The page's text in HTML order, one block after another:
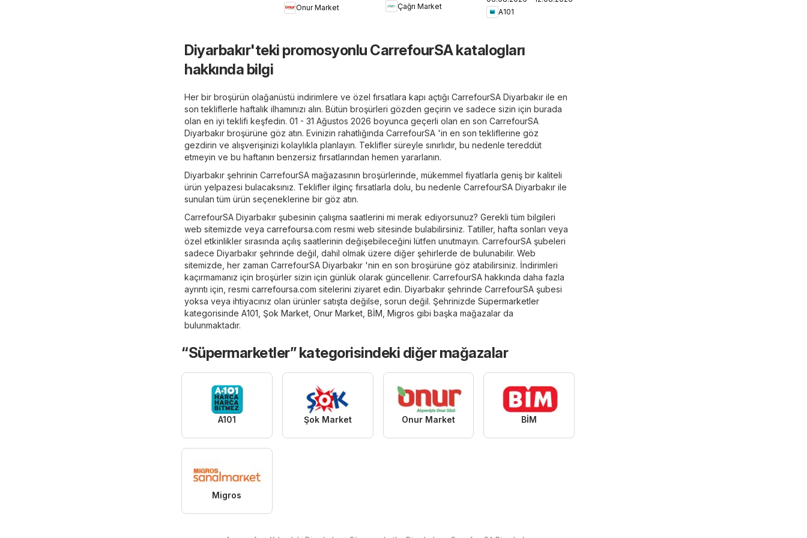
İndirimler
Onur Market
Çağrı Market
A101
Diyarbakır'teki promosyonlu CarrefourSA katalogları
hakkında bilgi
Her bir broşürün olağanüstü indirimlere ve özel fırsatlara kapı açtığı CarrefourSA Diyarbakır ile en
son tekliflerle haftalık ilhamınızı alın. Bütün broşürleri gözden geçirin ve sadece sizin için burada
olan en iyi teklifi keşfedin. 01 - 31 Ağustos 2026 boyunca geçerli olan en son CarrefourSA
Diyarbakır broşürüne göz atın. Evinizin rahatlığında CarrefourSA 'in en son tekliflerine göz
gezdirin ve alışverişinizi kolaylıkla planlayın. Teklifler süreyle sınırlıdır, bu nedenle tereddüt
etmeyin ve bu haftanın benzersiz fırsatlarından hemen yararlanın.
Diyarbakır şehrinin CarrefourSA mağazasının broşürlerinde, mükemmel fiyatlarla geniş bir kaliteli
ürün yelpazesi bulacaksınız. Teklifler ilginç fırsatlarla dolu, bu nedenle CarrefourSA Diyarbakır ile
sunulan tüm ürün seçeneklerine bir göz atın.
CarrefourSA Diyarbakır şubesinin çalışma saatlerini mi merak ediyorsunuz? Gerekli tüm bilgileri
web sitemizde veya carrefoursa.com resmi web sitesinde bulabilirsiniz. Tatiller, hafta sonları veya
özel etkinlikler sırasında açılış saatlerinin değişebileceğini lütfen unutmayın. CarrefourSA şubeleri
sadece Diyarbakır şehrinde değil, dahil olmak üzere diğer şehirlerde de bulunabilir. Web
sitemizde, her zaman CarrefourSA Diyarbakır 'nin en son broşürüne göz atabilirsiniz. İndirimleri
kaçırmamanız için broşürler sizin için günlük olarak güncellenir. CarrefourSA hakkında daha fazla
ayrıntı için, resmi carrefoursa.com sitelerini ziyaret edin. Diyarbakır şehrinde CarrefourSA şubesi
yoksa veya ihtiyacınız olan ürünler satışta değilse, sorun değil. Şehrinizde Süpermarketler
kategorisinde A101 Şok Market Onur Market BİM Migros gibi başka mağazalar da
bulunmaktadır.
“Süpermarketler” kategorisindeki diğer mağazalar
A101 Şok Market Onur Market BİM
Migros